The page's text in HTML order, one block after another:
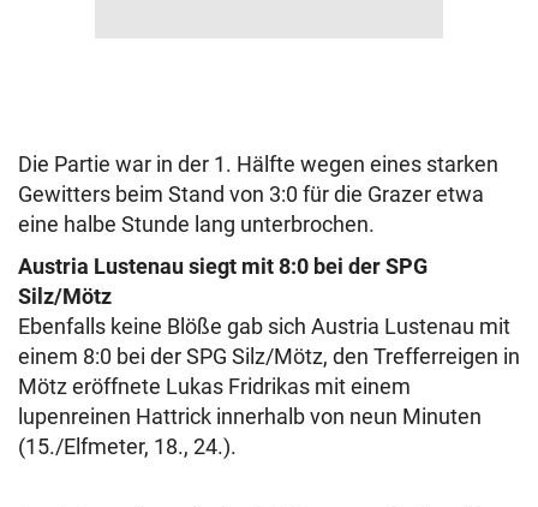
Die Partie war in der 1. Hälfte wegen eines starken
Gewitters beim Stand von 3:0 für die Grazer etwa
eine halbe Stunde lang unterbrochen.
Austria Lustenau siegt mit 8:0 bei der SPG
Silz/Mötz
Ebenfalls keine Blöße gab sich Austria Lustenau mit
einem 8:0 bei der SPG Silz/Mötz, den Trefferreigen in
Mötz eröffnete Lukas Fridrikas mit einem
lupenreinen Hattrick innerhalb von neun Minuten
(15./Elfmeter, 18., 24.).